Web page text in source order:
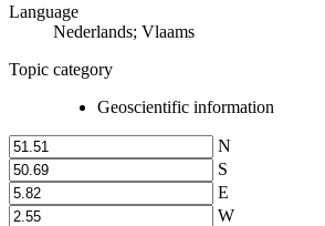
Language
Nederlands; Vlaams
Topic category
Geoscientific information
N
S
E
W